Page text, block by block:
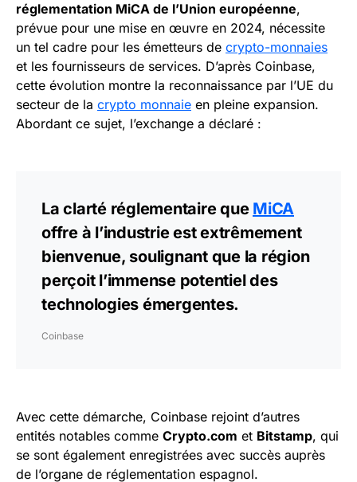
réglementation MiCA de l’Union européenne,
prévue pour une mise en œuvre en 2024, nécessite
un tel cadre pour les émetteurs de crypto-monnaies
et les fournisseurs de services. D’après Coinbase,
cette évolution montre la reconnaissance par l’UE du
secteur de la crypto monnaie en pleine expansion.
Abordant ce sujet, l’exchange a déclaré :
La clarté réglementaire que MiCA
offre à l’industrie est extrêmement
bienvenue, soulignant que la région
perçoit l’immense potentiel des
technologies émergentes.
Coinbase
Avec cette démarche, Coinbase rejoint d’autres
entités notables comme Crypto.com et Bitstamp, qui
se sont également enregistrées avec succès auprès
de l’organe de réglementation espagnol.